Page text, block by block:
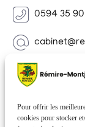
Pour offrir les
cookies pour stocker
0594 35
Newsletter
nouvelles de